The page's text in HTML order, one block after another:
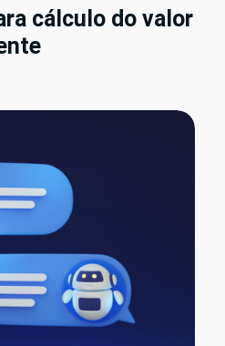
cálculo do valor